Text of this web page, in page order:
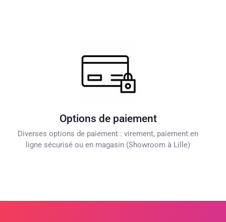
Options de paiement
Diverses options de paiement : virement, paiement en
ligne sécurisé ou en magasin (Showroom à Lille)